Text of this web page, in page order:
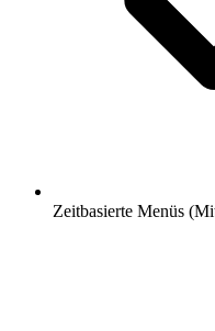
Zeitbasierte Menüs